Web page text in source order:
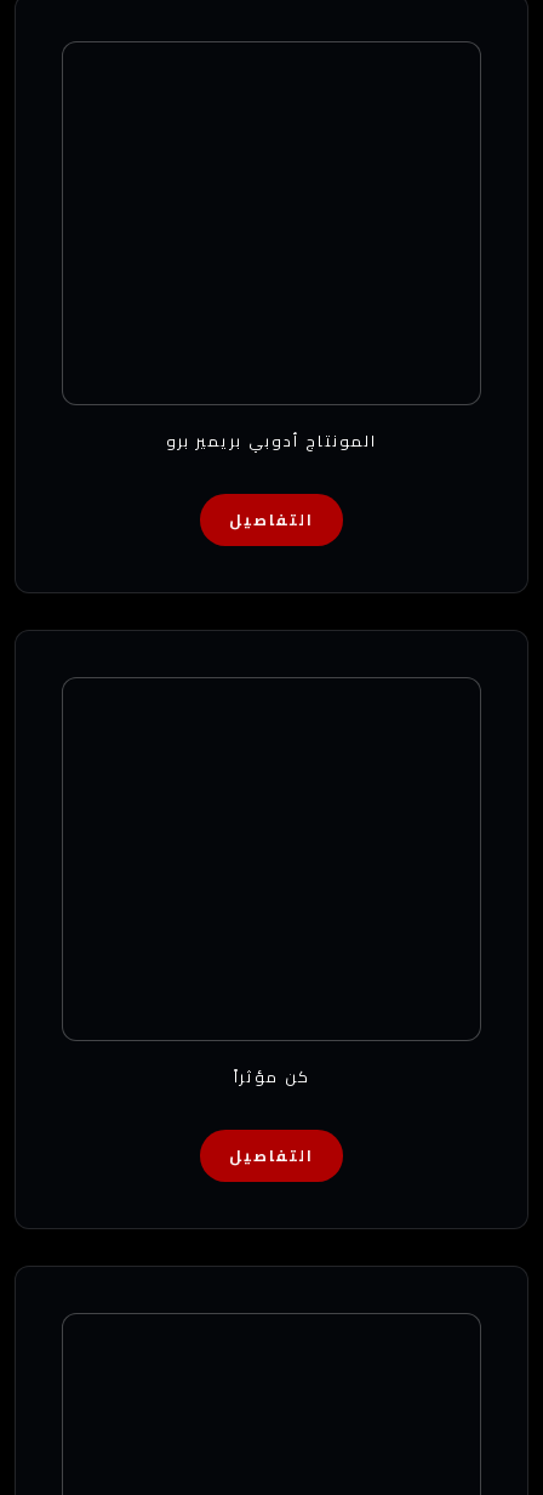
المونتاج أدوبي بريمير برو
التفاصيل
كن مؤثراً
التفاصيل